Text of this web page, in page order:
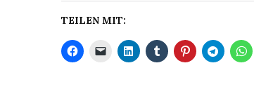
TEILEN MIT: